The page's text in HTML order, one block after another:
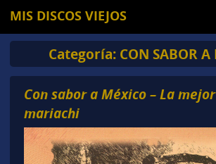
MIS DISCOS VIEJOS
Categoría: CON SABOR A
Con sabor a México – La
mariachi